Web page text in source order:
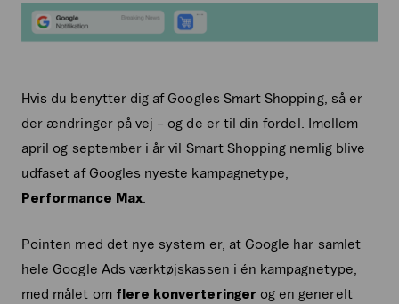
Hvis du benytter dig af Googles Smart Shopping, så er
der ændringer på vej – og de er til din fordel. Imellem
april og september i år vil Smart Shopping nemlig blive
udfaset af Googles nyeste kampagnetype,
Performance Max.
Pointen med det nye system er, at Google har samlet
hele Google Ads værktøjskassen i én kampagnetype,
med målet om flere konverteringer og en generelt